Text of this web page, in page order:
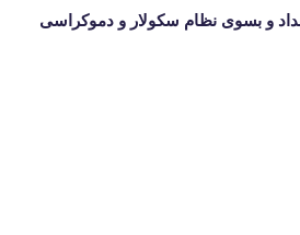
و بسوی نظام سکولار و دموکراسی